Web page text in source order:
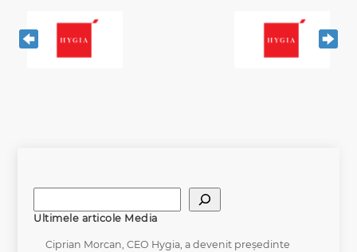
Ultimele articole Media
Ciprian Morcan, CEO Hygia, a devenit președinte